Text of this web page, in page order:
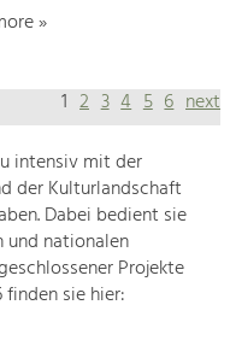
»
1 2 3 4 5 6 next
intensiv mit der
der Kulturlandschaft
Dabei bedient sie
und nationalen
Projekte
sie hier: